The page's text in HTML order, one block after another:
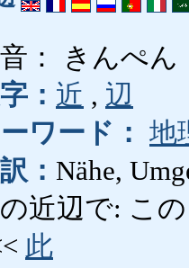
： きんぺん
： 近 , 辺
ワード： 地
： Nähe,
近辺で: この
此